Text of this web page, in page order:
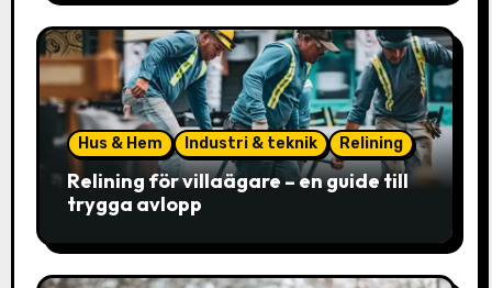
Hus & Hem Industri & teknik Relining
Relining för villaägare – en guide till
trygga avlopp